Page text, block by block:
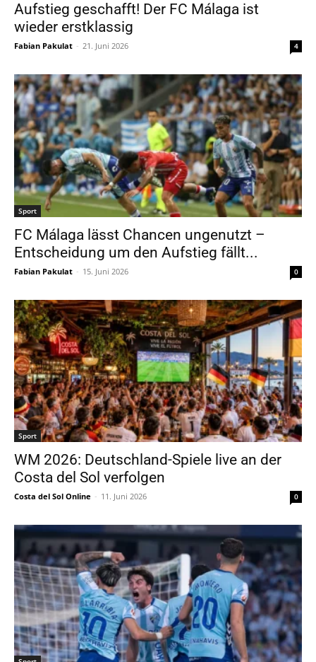
Aufstieg geschafft! Der FC Málaga ist
wieder erstklassig
Fabian Pakulat - 21. Juni 2026 4
Sport
FC Málaga lässt Chancen ungenutzt –
Entscheidung um den Aufstieg fällt...
Fabian Pakulat - 15. Juni 2026 0
Sport
WM 2026: Deutschland-Spiele live an der
Costa del Sol verfolgen
Costa del Sol Online - 11. Juni 2026 0